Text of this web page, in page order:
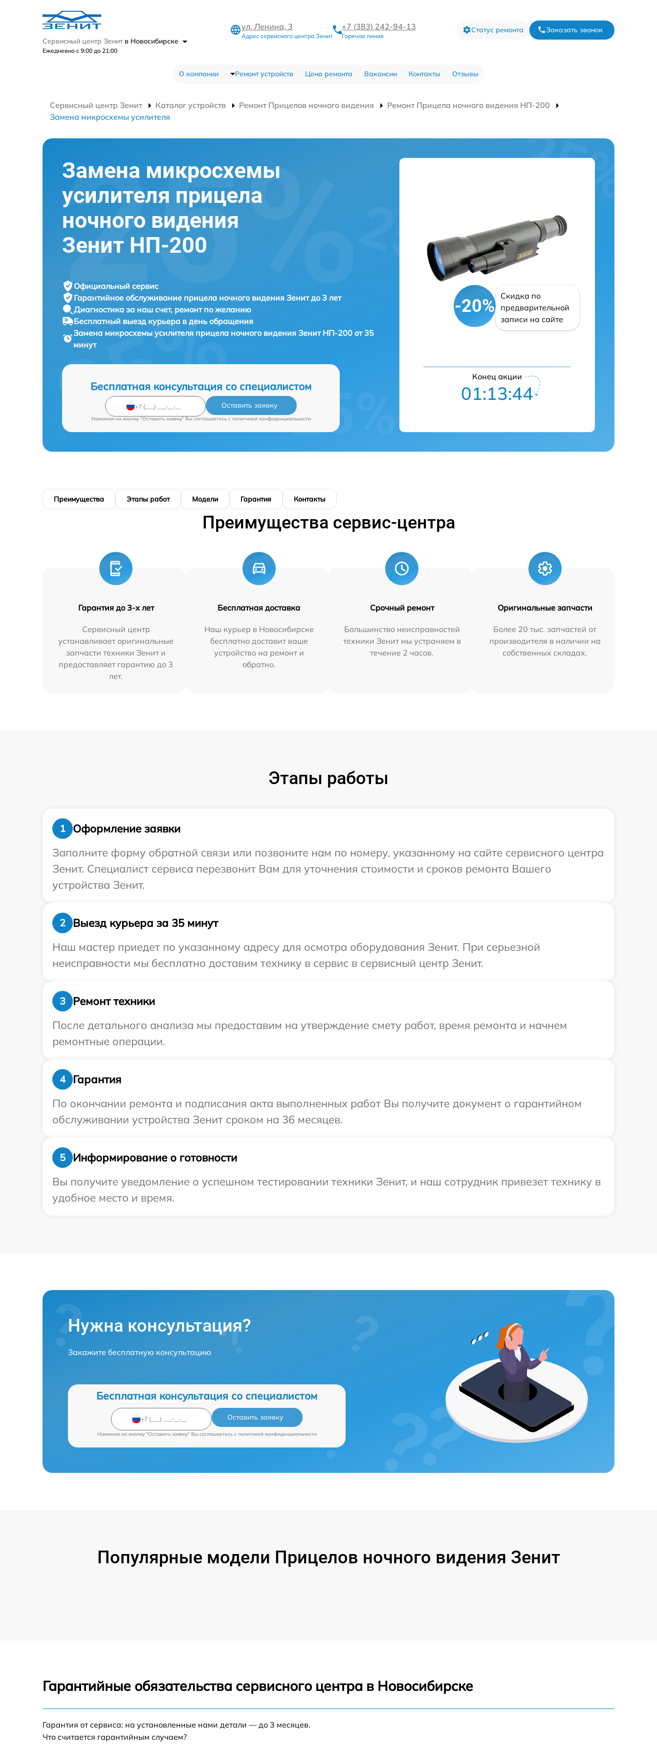
Сервисный центр Зенит в Новосибирске
Ежедневно с 9:00 до 21:00
ул. Ленина, 3
Адрес сервисного центра Зенит
+7 (383) 242-94-13
Горячая линия
Статус ремонта Заказать звонок
О компании Ремонт устройств Цена ремонта Вакансии Контакты Отзывы
Сервисный центр Зенит Каталог устройств Ремонт Прицелов ночного видения
Ремонт Прицела ночного видения НП-200
Замена микросхемы усилителя
Замена микросхемы
усилителя прицела
ночного видения
Зенит НП-200
Официальный сервис
Гарантийное обслуживание прицела ночного видения Зенит до 3 лет
Диагностика за наш счет, ремонт по желанию
Бесплатный выезд курьера в день обращения
Замена микросхемы усилителя прицела ночного видения Зенит НП-200 от 35
минут
Бесплатная консультация со специалистом
Оставить заявку
Нажимая на кнопку "Оставить заявку" Вы соглашаетесь c политикой конфиденциальности
-20%
Скидка по
предварительной
записи на сайте
Конец акции
01:13:43
Преимущества Этапы работ Модели Гарантия Контакты
Преимущества сервис-центра
Гарантия до 3-х лет
Сервисный центр
устанавливает оригинальные
запчасти техники Зенит и
предоставляет гарантию до 3
лет.
Бесплатная доставка
Наш курьер в Новосибирске
бесплатно доставит ваше
устройство на ремонт и
обратно.
Срочный ремонт
Большинство неисправностей
техники Зенит мы устраняем в
течение 2 часов.
Оригинальные запчасти
Более 20 тыс. запчастей от
производителя в наличии на
собственных складах.
Этапы работы
1
Оформление заявки
Заполните форму обратной связи или позвоните нам по номеру, указанному на сайте сервисного центра
Зенит. Специалист сервиса перезвонит Вам для уточнения стоимости и сроков ремонта Вашего
устройства Зенит.
2
Выезд курьера за 35 минут
Наш мастер приедет по указанному адресу для осмотра оборудования Зенит. При серьезной
неисправности мы бесплатно доставим технику в сервис в сервисный центр Зенит.
3
Ремонт техники
После детального анализа мы предоставим на утверждение смету работ, время ремонта и начнем
ремонтные операции.
4
Гарантия
По окончании ремонта и подписания акта выполненных работ Вы получите документ о гарантийном
обслуживании устройства Зенит сроком на 36 месяцев.
5
Информирование о готовности
Вы получите уведомление о успешном тестировании техники Зенит, и наш сотрудник привезет технику в
удобное место и время.
Нужна консультация?
Закажите бесплатную консультацию
Бесплатная консультация со специалистом
Оставить заявку
Нажимая на кнопку "Оставить заявку" Вы соглашаетесь c политикой конфиденциальности
Популярные модели Прицелов ночного видения Зенит
Гарантийные обязательства сервисного центра в Новосибирске
Гарантия от сервиса: на установленные нами детали — до 3 месяцев.
Что считается гарантийным случаем?